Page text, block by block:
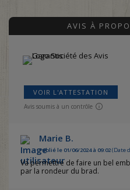
AVIS À
VOIR L'ATTESTATION
Avis soumis à un contrôle
Marie B.
Publié le 01/06/2024 à 09:02(Date
Va permettre de faire un bel
par la rondeur du brad.